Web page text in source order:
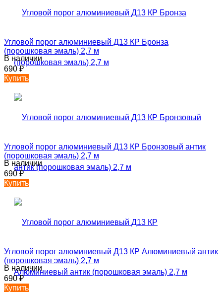
Угловой порог алюминиевый Д13 КР Бронза
(порошковая эмаль) 2,7 м
В наличии
690₽
Купить
Угловой порог алюминиевый Д13 КР Бронзовый антик
(порошковая эмаль) 2,7 м
В наличии
690₽
Купить
Угловой порог алюминиевый Д13 КР Алюминиевый антик
(порошковая эмаль) 2,7 м
В наличии
690₽
Купить